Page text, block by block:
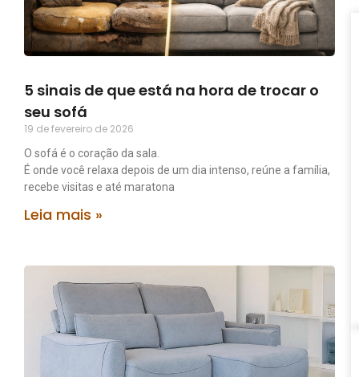
5 sinais de que está na hora de trocar o
seu sofá
19 de fevereiro de 2026
O sofá é o coração da sala.
É onde você relaxa depois de um dia intenso, reúne a família,
recebe visitas e até maratona
Leia mais »